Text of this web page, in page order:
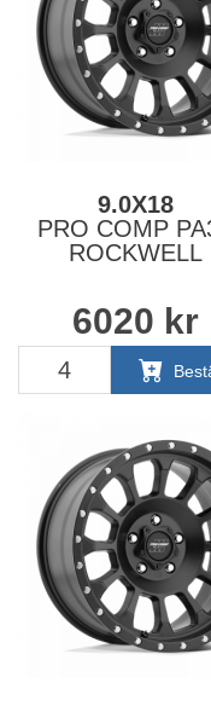
9.0X18
PRO COMP
ROCKWELL
6020 kr